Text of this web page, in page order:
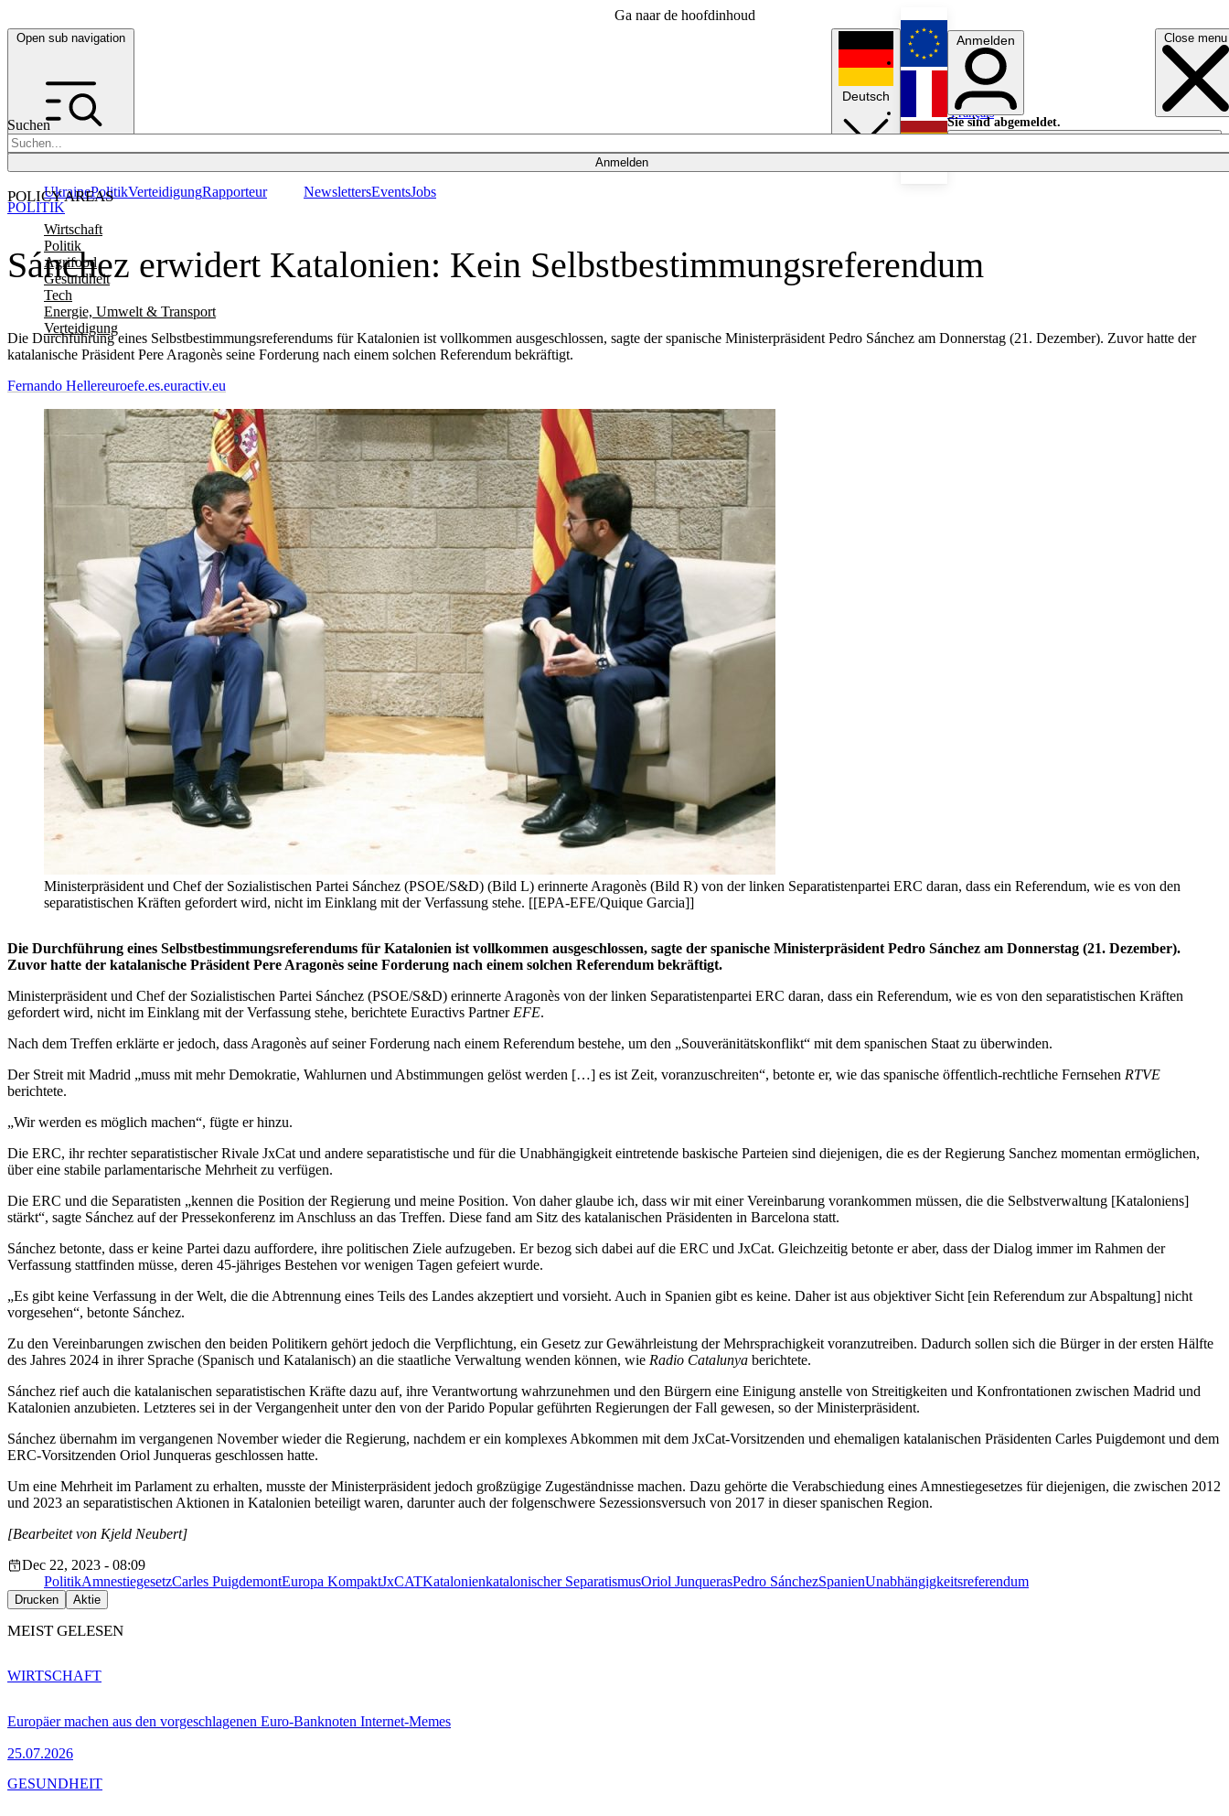
Ga naar de hoofdinhoud
Open sub navigation Close menu
Suchen
Anmelden
POLICY AREAS
Wirtschaft
Politik
Agrifood
Gesundheit
Tech
Energie, Umwelt & Transport
Verteidigung
UkrainePolitikVerteidigungRapporteur NewslettersEventsJobs
Deutsch
English
Français
Anmelden
Sie sind abgemeldet.
Anmelden
Licht aus
Sánchez erwidert Katalonien: Kein Selbstbestimmungsreferendum
Die Durchführung eines Selbstbestimmungsreferendums für Katalonien ist vollkommen ausgeschlossen, sagte der spanische Ministerpräsident Pedro Sánchez am Donnerstag (21. Dezember). Zuvor hatte der
katalanische Präsident Pere Aragonès seine Forderung nach einem solchen Referendum bekräftigt.
POLITIK
Fernando Hellereuroefe.es.euractiv.eu
Ministerpräsident und Chef der Sozialistischen Partei Sánchez (PSOE/S&D) (Bild L) erinnerte Aragonès (Bild R) von der linken Separatistenpartei ERC daran, dass ein Referendum, wie es von den
separatistischen Kräften gefordert wird, nicht im Einklang mit der Verfassung stehe. [[EPA-EFE/Quique Garcia]]
Die Durchführung eines Selbstbestimmungsreferendums für Katalonien ist vollkommen ausgeschlossen, sagte der spanische Ministerpräsident Pedro Sánchez am Donnerstag (21. Dezember).
Zuvor hatte der katalanische Präsident Pere Aragonès seine Forderung nach einem solchen Referendum bekräftigt.
Ministerpräsident und Chef der Sozialistischen Partei Sánchez (PSOE/S&D) erinnerte Aragonès von der linken Separatistenpartei ERC daran, dass ein Referendum, wie es von den separatistischen Kräften
gefordert wird, nicht im Einklang mit der Verfassung stehe, berichtete Euractivs Partner EFE.
Nach dem Treffen erklärte er jedoch, dass Aragonès auf seiner Forderung nach einem Referendum bestehe, um den „Souveränitätskonflikt“ mit dem spanischen Staat zu überwinden.
Der Streit mit Madrid „muss mit mehr Demokratie, Wahlurnen und Abstimmungen gelöst werden […] es ist Zeit, voranzuschreiten“, betonte er, wie das spanische öffentlich-rechtliche Fernsehen RTVE
berichtete.
„Wir werden es möglich machen“, fügte er hinzu.
Die ERC, ihr rechter separatistischer Rivale JxCat und andere separatistische und für die Unabhängigkeit eintretende baskische Parteien sind diejenigen, die es der Regierung Sanchez momentan ermöglichen,
über eine stabile parlamentarische Mehrheit zu verfügen.
Die ERC und die Separatisten „kennen die Position der Regierung und meine Position. Von daher glaube ich, dass wir mit einer Vereinbarung vorankommen müssen, die die Selbstverwaltung [Kataloniens]
stärkt“, sagte Sánchez auf der Pressekonferenz im Anschluss an das Treffen. Diese fand am Sitz des katalanischen Präsidenten in Barcelona statt.
Sánchez betonte, dass er keine Partei dazu auffordere, ihre politischen Ziele aufzugeben. Er bezog sich dabei auf die ERC und JxCat. Gleichzeitig betonte er aber, dass der Dialog immer im Rahmen der
Verfassung stattfinden müsse, deren 45-jähriges Bestehen vor wenigen Tagen gefeiert wurde.
„Es gibt keine Verfassung in der Welt, die die Abtrennung eines Teils des Landes akzeptiert und vorsieht. Auch in Spanien gibt es keine. Daher ist aus objektiver Sicht [ein Referendum zur Abspaltung] nicht
vorgesehen“, betonte Sánchez.
Zu den Vereinbarungen zwischen den beiden Politikern gehört jedoch die Verpflichtung, ein Gesetz zur Gewährleistung der Mehrsprachigkeit voranzutreiben. Dadurch sollen sich die Bürger in der ersten Hälfte
des Jahres 2024 in ihrer Sprache (Spanisch und Katalanisch) an die staatliche Verwaltung wenden können, wie Radio Catalunya berichtete.
Sánchez rief auch die katalanischen separatistischen Kräfte dazu auf, ihre Verantwortung wahrzunehmen und den Bürgern eine Einigung anstelle von Streitigkeiten und Konfrontationen zwischen Madrid und
Katalonien anzubieten. Letzteres sei in der Vergangenheit unter den von der Parido Popular geführten Regierungen der Fall gewesen, so der Ministerpräsident.
Sánchez übernahm im vergangenen November wieder die Regierung, nachdem er ein komplexes Abkommen mit dem JxCat-Vorsitzenden und ehemaligen katalanischen Präsidenten Carles Puigdemont und dem
ERC-Vorsitzenden Oriol Junqueras geschlossen hatte.
Um eine Mehrheit im Parlament zu erhalten, musste der Ministerpräsident jedoch großzügige Zugeständnisse machen. Dazu gehörte die Verabschiedung eines Amnestiegesetzes für diejenigen, die zwischen 2012
und 2023 an separatistischen Aktionen in Katalonien beteiligt waren, darunter auch der folgenschwere Sezessionsversuch von 2017 in dieser spanischen Region.
[Bearbeitet von Kjeld Neubert]
Dec 22, 2023 - 08:09
PolitikAmnestiegesetzCarles PuigdemontEuropa KompaktJxCATKatalonienkatalonischer SeparatismusOriol JunquerasPedro SánchezSpanienUnabhängigkeitsreferendum
Drucken Aktie
MEIST GELESEN
Europäer machen aus den vorgeschlagenen Euro-Banknoten Internet-Memes
25.07.2026
WIRTSCHAFT
GESUNDHEIT